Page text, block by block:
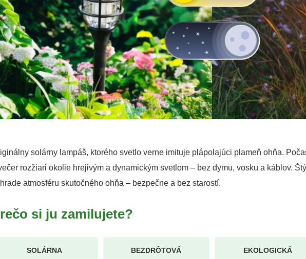
solárny lampáš, ktorého svetlo verne imituje plápolajúci plameň ohňa.
rozžiari okolie hrejivým a dynamickým svetlom – bez dymu, vosku a káblov.
atmosféru skutočného ohňa – bezpečne a bez starostí.
si ju zamilujete?
SOLÁRNA BEZDRÔTOVÁ EKOLOGICKÁ